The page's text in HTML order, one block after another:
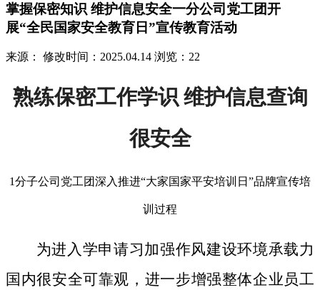
掌握保密知识 维护信息安全一分公司党工团开
展“全民国家安全教育日”宣传教育活动
来源： 修改时间：2025.04.14 浏览：22
熟练保密工作学识 维护信息查询
很安全
1分子公司党工团深入推进“大家国家平安培训日”品牌宣传培
训过程
为进入学申请习加强作风建设环境承载力
国内很安全可靠观，进一步增强整体企业员工